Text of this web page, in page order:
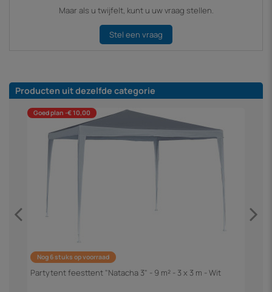
Maar als u twijfelt, kunt u uw vraag stellen.
Stel een vraag
Producten uit dezelfde categorie
Goed plan -€ 10,00
Nog 6 stuks op voorraad
Partytent feesttent "Natacha 3" - 9 m² - 3 x 3 m - Wit